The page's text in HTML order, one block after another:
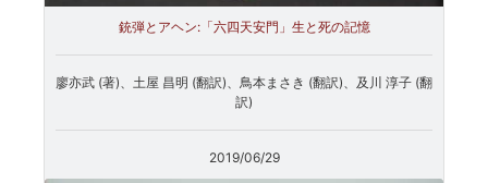
銃弾とアヘン:「六四天安門」生と死の記憶
廖亦武 (著)、土屋 昌明 (翻訳)、鳥本まさき (翻訳)、及川 淳子 (翻
訳)
2019/06/29